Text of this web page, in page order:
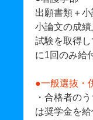
出願書類＋
小論文の成
試験を取得
に1回のみ給
●一般選抜・
・合格者の
は奨学金を給